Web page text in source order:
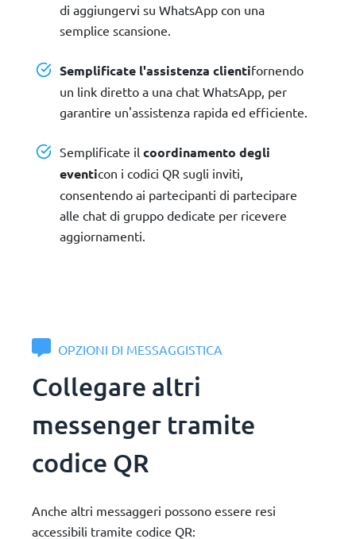
di aggiungervi su WhatsApp con una
semplice scansione.
Semplificate l'assistenza clientifornendo
un link diretto a una chat WhatsApp, per
garantire un'assistenza rapida ed efficiente.
Semplificate il coordinamento degli
eventicon i codici QR sugli inviti,
consentendo ai partecipanti di partecipare
alle chat di gruppo dedicate per ricevere
aggiornamenti.
OPZIONI DI MESSAGGISTICA
Collegare altri
messenger tramite
codice QR
Anche altri messaggeri possono essere resi
accessibili tramite codice QR: